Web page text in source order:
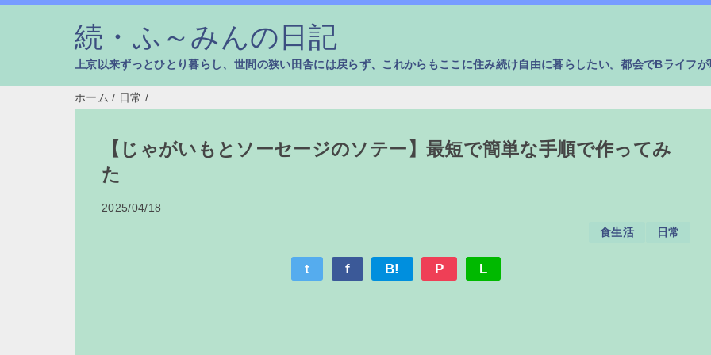
続・ふ～みんの日記
上京以来ずっとひとり暮らし、世間の狭い田舎には戻らず、これからもここに住み続け自由に暮らしたい。都会でBライフ
ホーム / 日常 /
【じゃがいもとソーセージのソテー】最短で簡単な手順で作ってみ
た
2025/04/18
食生活 日常
t f B! P L